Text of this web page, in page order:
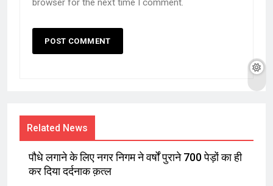
browser for the next time I comment.
Related News
पौधे लगाने के लिए नगर निगम ने वर्षों पुराने 700 पेड़ों का ही
कर दिया दर्दनाक क़त्ल